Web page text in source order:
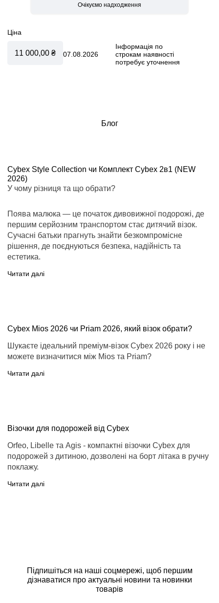
Ціна
11 000,00 ₴ 07.08.2026
Інформація по
строкам наявності
потребує уточнення
Блог
Cybex Style Collection чи Комплект Cybex 2в1 (NEW
2026)
У чому різниця та що обрати?
Поява малюка — це початок дивовижної подорожі, де
першим серйозним транспортом стає дитячий візок.
Сучасні батьки прагнуть знайти безкомпромісне
рішення, де поєднуються безпека, надійність та
естетика.
Читати далі
Cybex Mios 2026 чи Priam 2026, який візок обрати?
Шукаєте ідеальний преміум-візок Cybex 2026 року і не
можете визначитися між Mios та Priam?
Читати далі
Візочки для подорожей від Cybex
Orfeo, Libelle та Agis - компактні візочки Cybex для
подорожей з дитиною, дозволені на борт літака в ручну
поклажу.
Читати далі
Підпишіться на наші соцмережі, щоб першим
дізнаватися про актуальні новини та новинки
товарів